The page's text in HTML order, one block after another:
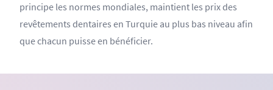
principe les normes mondiales, maintient les prix des
revêtements dentaires en Turquie au plus bas niveau afin
que chacun puisse en bénéficier.